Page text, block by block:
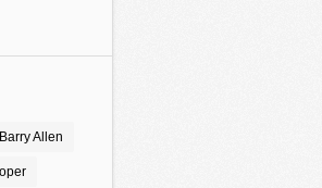
Barry Allen